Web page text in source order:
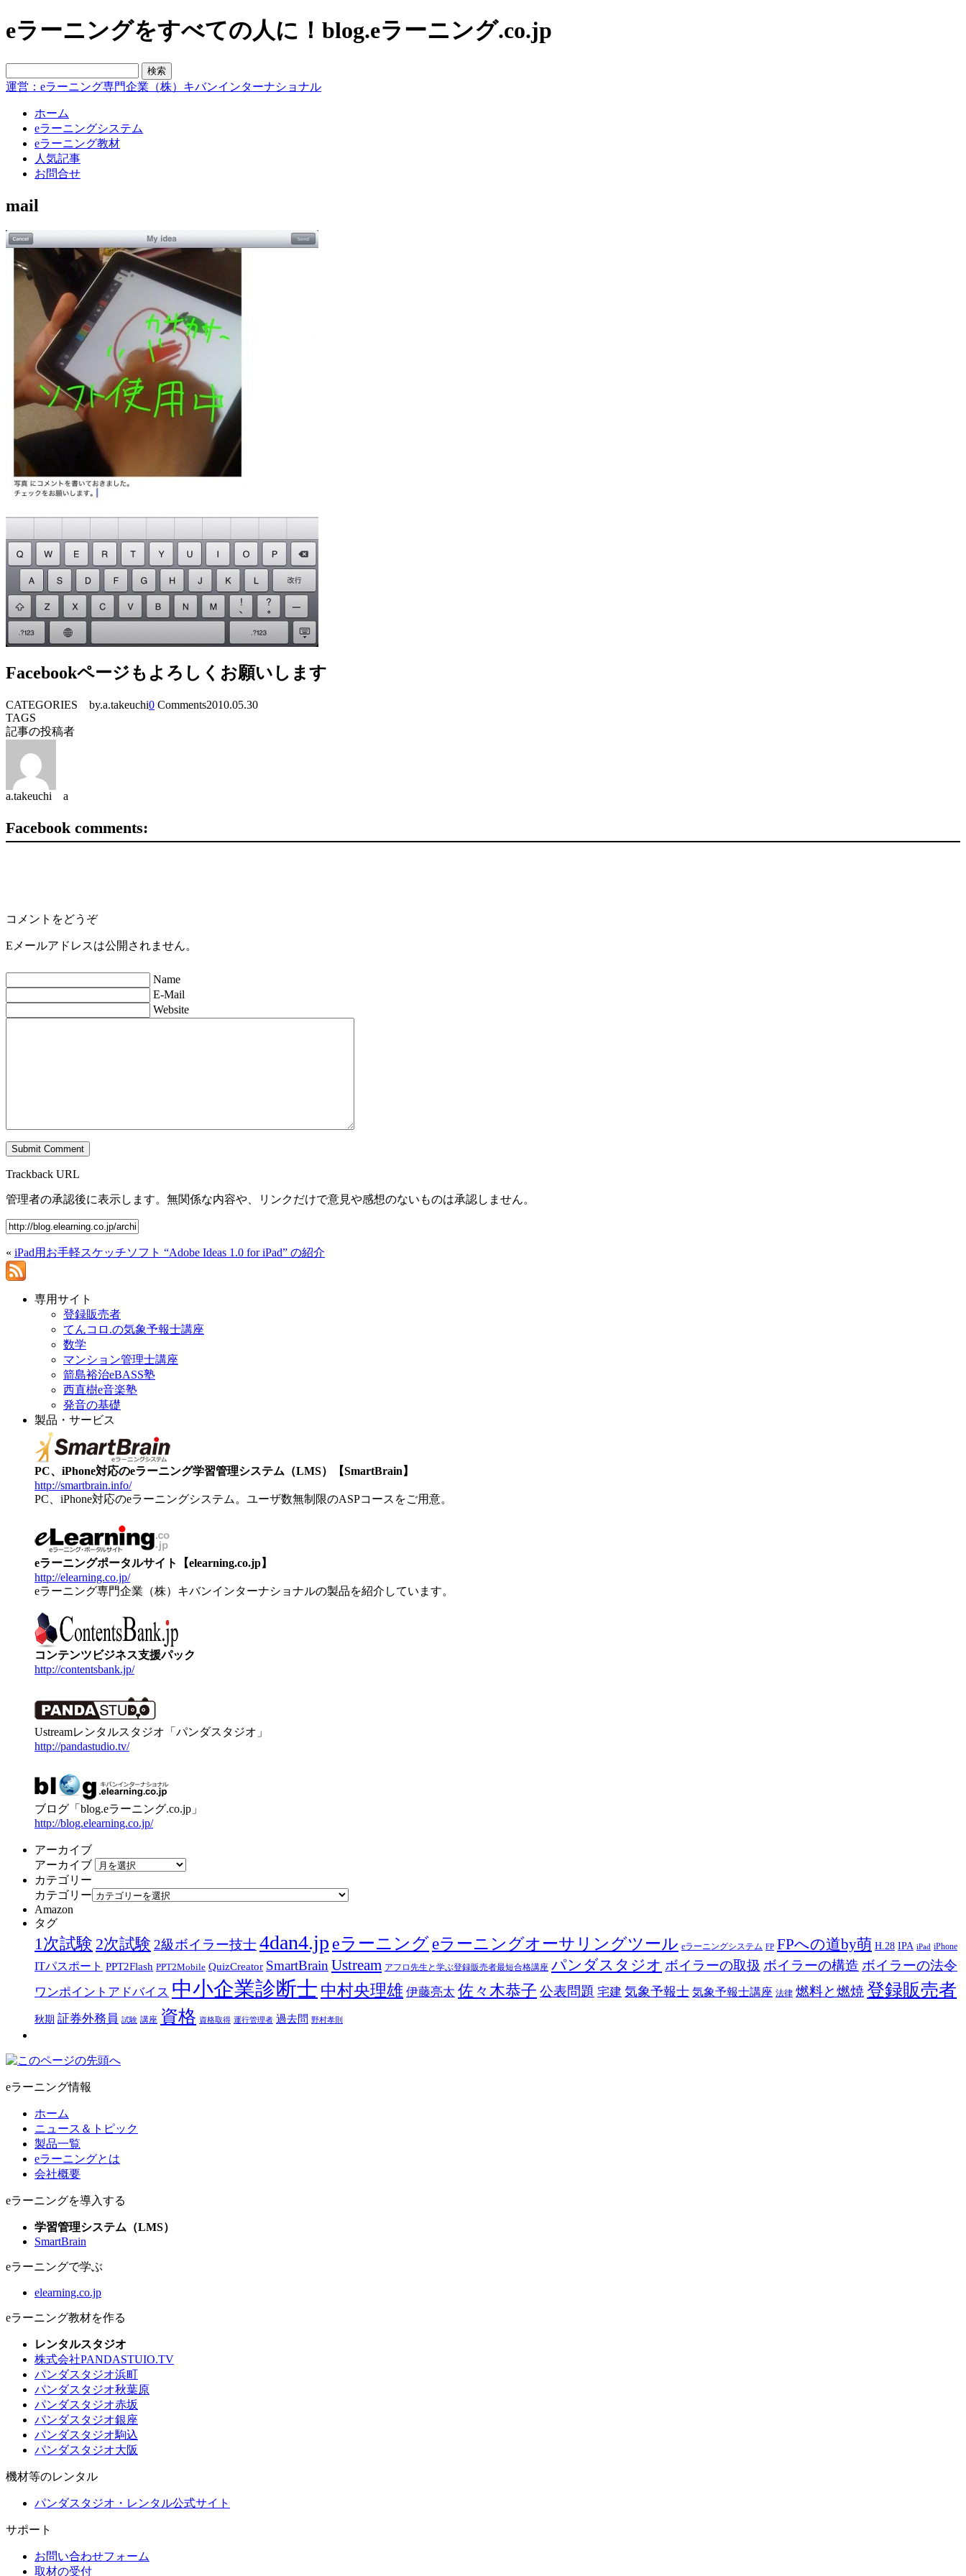
eラーニングをすべての人に！blog.eラーニング.co.jp
運営：eラーニング専門企業（株）キバンインターナショナル
ホーム
eラーニングシステム
eラーニング教材
人気記事
お問合せ
mail
Facebookページもよろしくお願いします
CATEGORIES by.a.takeuchi0 Comments2010.05.30
TAGS
記事の投稿者
a.takeuchi a
Facebook comments:
コメントをどうぞ
Eメールアドレスは公開されません。
Name
E-Mail
Website
Trackback URL
管理者の承認後に表示します。無関係な内容や、リンクだけで意見や感想のないものは承認しません。
« iPad用お手軽スケッチソフト “Adobe Ideas 1.0 for iPad” の紹介
専用サイト
登録販売者
てんコロ.の気象予報士講座
数学
マンション管理士講座
箭島裕治eBASS塾
西直樹e音楽塾
発音の基礎
製品・サービス
PC、iPhone対応のeラーニング学習管理システム（LMS）【SmartBrain】
http://smartbrain.info/
PC、iPhone対応のeラーニングシステム。ユーザ数無制限のASPコースをご用意。
eラーニングポータルサイト【elearning.co.jp】
http://elearning.co.jp/
eラーニング専門企業（株）キバンインターナショナルの製品を紹介しています。
コンテンツビジネス支援パック
http://contentsbank.jp/
Ustreamレンタルスタジオ「パンダスタジオ」
http://pandastudio.tv/
ブログ「blog.eラーニング.co.jp」
http://blog.elearning.co.jp/
アーカイブ
アーカイブ
カテゴリー
カテゴリー
Amazon
タグ
1次試験 2次試験 2級ボイラー技士4dan4.jp eラーニング eラーニングオーサリングツール eラーニングシステム FP FPへの道by萌 H.28 IPA iPad iPhone
ITパスポート PPT2Flash PPT2Mobile QuizCreator SmartBrain Ustream アフロ先生と学ぶ登録販売者最短合格講座 パンダスタジオ ボイラーの取扱 ボイラーの構造 ボイラーの法令
ワンポイントアドバイス 中小企業診断士 中村央理雄 伊藤亮太 佐々木恭子 公表問題 宅建 気象予報士 気象予報士講座 法律 燃料と燃焼 登録販売者
秋期 証券外務員 試験 講座 資格 資格取得 運行管理者 過去問 野村孝則
eラーニング情報
ホーム
ニュース＆トピック
製品一覧
eラーニングとは
会社概要
eラーニングを導入する
学習管理システム（LMS）
SmartBrain
eラーニングで学ぶ
elearning.co.jp
eラーニング教材を作る
レンタルスタジオ
株式会社PANDASTUIO.TV
パンダスタジオ浜町
パンダスタジオ秋葉原
パンダスタジオ赤坂
パンダスタジオ銀座
パンダスタジオ駒込
パンダスタジオ大阪
機材等のレンタル
パンダスタジオ・レンタル公式サイト
サポート
お問い合わせフォーム
取材の受付